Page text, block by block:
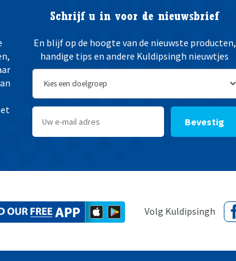
Schrijf u in voor de nieuwsbrief
En blijf op de hoogte van de nieuwste producten,
handige tips en andere Kuldipsingh nieuwtjes
Bevestig